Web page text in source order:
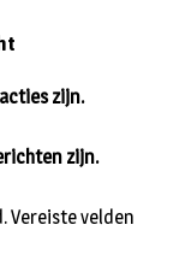
Vereiste velden
zijn.
zijn.